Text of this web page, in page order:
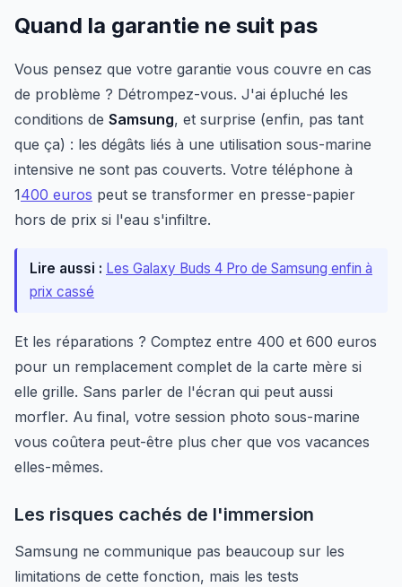
Quand la garantie ne suit pas
Vous pensez que votre garantie vous couvre en cas
de problème ? Détrompez-vous. J'ai épluché les
conditions de Samsung, et surprise (enfin, pas tant
que ça) : les dégâts liés à une utilisation sous-marine
intensive ne sont pas couverts. Votre téléphone à
1400 euros peut se transformer en presse-papier
hors de prix si l'eau s'infiltre.
Lire aussi : Les Galaxy Buds 4 Pro de Samsung enfin à
prix cassé
Et les réparations ? Comptez entre 400 et 600 euros
pour un remplacement complet de la carte mère si
elle grille. Sans parler de l'écran qui peut aussi
morfler. Au final, votre session photo sous-marine
vous coûtera peut-être plus cher que vos vacances
elles-mêmes.
Les risques cachés de l'immersion
Samsung ne communique pas beaucoup sur les
limitations de cette fonction, mais les tests